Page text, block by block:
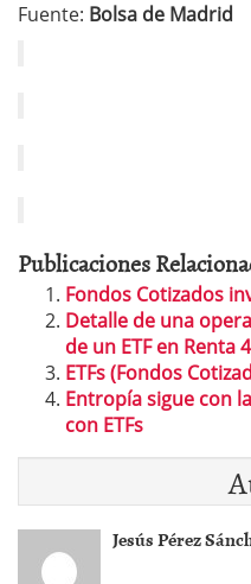
Fuente: Bolsa de Madrid
Publicaciones
Fondos Cotizados
Detalle de una
de un ETF en Renta 4
ETFs (Fondos
Entropía sigue con
con ETFs
Jesús Pérez